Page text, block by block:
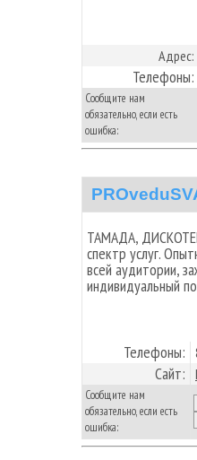
Адрес:
Телефоны:
Сообщите нам
обязательно, если есть
ошибка:
ТАМАДА,
спектр услуг.
всей аудитории,
индивидуальный
Телефоны:
Сайт:
Сообщите нам
обязательно, если есть
ошибка: